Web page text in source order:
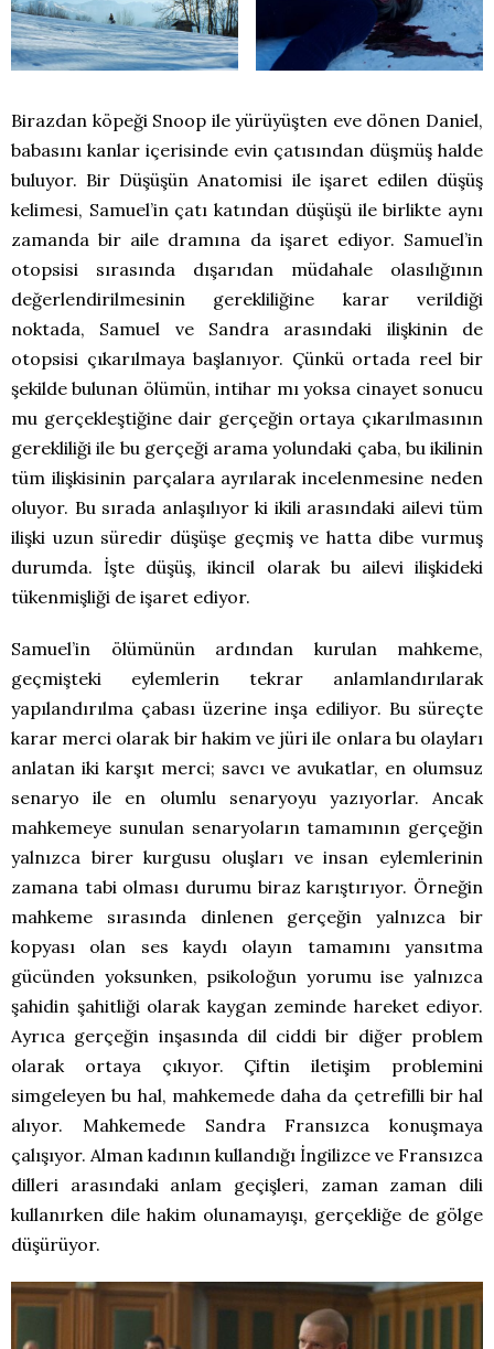
Birazdan köpeği Snoop ile yürüyüşten eve dönen Daniel,
babasını kanlar içerisinde evin çatısından düşmüş halde
buluyor. Bir Düşüşün Anatomisi ile işaret edilen düşüş
kelimesi, Samuel’in çatı katından düşüşü ile birlikte aynı
zamanda bir aile dramına da işaret ediyor. Samuel’in
otopsisi sırasında dışarıdan müdahale olasılığının
değerlendirilmesinin gerekliliğine karar verildiği
noktada, Samuel ve Sandra arasındaki ilişkinin de
otopsisi çıkarılmaya başlanıyor. Çünkü ortada reel bir
şekilde bulunan ölümün, intihar mı yoksa cinayet sonucu
mu gerçekleştiğine dair gerçeğin ortaya çıkarılmasının
gerekliliği ile bu gerçeği arama yolundaki çaba, bu ikilinin
tüm ilişkisinin parçalara ayrılarak incelenmesine neden
oluyor. Bu sırada anlaşılıyor ki ikili arasındaki ailevi tüm
ilişki uzun süredir düşüşe geçmiş ve hatta dibe vurmuş
durumda. İşte düşüş, ikincil olarak bu ailevi ilişkideki
tükenmişliği de işaret ediyor.
Samuel’in ölümünün ardından kurulan mahkeme,
geçmişteki eylemlerin tekrar anlamlandırılarak
yapılandırılma çabası üzerine inşa ediliyor. Bu süreçte
karar merci olarak bir hakim ve jüri ile onlara bu olayları
anlatan iki karşıt merci; savcı ve avukatlar, en olumsuz
senaryo ile en olumlu senaryoyu yazıyorlar. Ancak
mahkemeye sunulan senaryoların tamamının gerçeğin
yalnızca birer kurgusu oluşları ve insan eylemlerinin
zamana tabi olması durumu biraz karıştırıyor. Örneğin
mahkeme sırasında dinlenen gerçeğin yalnızca bir
kopyası olan ses kaydı olayın tamamını yansıtma
gücünden yoksunken, psikoloğun yorumu ise yalnızca
şahidin şahitliği olarak kaygan zeminde hareket ediyor.
Ayrıca gerçeğin inşasında dil ciddi bir diğer problem
olarak ortaya çıkıyor. Çiftin iletişim problemini
simgeleyen bu hal, mahkemede daha da çetrefilli bir hal
alıyor. Mahkemede Sandra Fransızca konuşmaya
çalışıyor. Alman kadının kullandığı İngilizce ve Fransızca
dilleri arasındaki anlam geçişleri, zaman zaman dili
kullanırken dile hakim olunamayışı, gerçekliğe de gölge
düşürüyor.